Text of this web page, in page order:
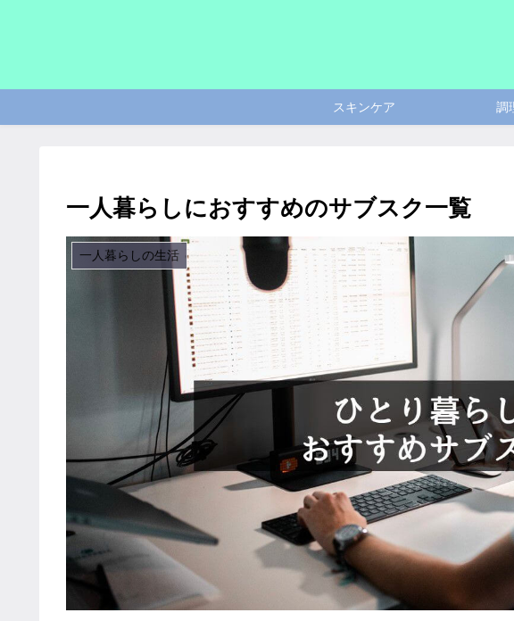
スキンケア 調
一人暮らしにおすすめのサブスク一覧
一人暮らしの生活